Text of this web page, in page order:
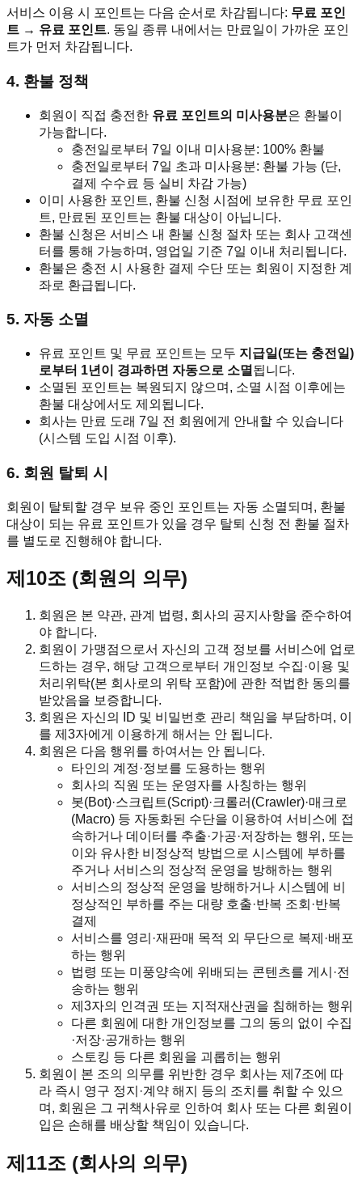
서비스 이용 시 포인트는 다음 순서로 차감됩니다: 무료 포인
트 → 유료 포인트. 동일 종류 내에서는 만료일이 가까운 포인
트가 먼저 차감됩니다.
4. 환불 정책
회원이 직접 충전한 유료 포인트의 미사용분은 환불이
가능합니다.
충전일로부터 7일 이내 미사용분: 100% 환불
충전일로부터 7일 초과 미사용분: 환불 가능 (단,
결제 수수료 등 실비 차감 가능)
이미 사용한 포인트, 환불 신청 시점에 보유한 무료 포인
트, 만료된 포인트는 환불 대상이 아닙니다.
환불 신청은 서비스 내 환불 신청 절차 또는 회사 고객센
터를 통해 가능하며, 영업일 기준 7일 이내 처리됩니다.
환불은 충전 시 사용한 결제 수단 또는 회원이 지정한 계
좌로 환급됩니다.
5. 자동 소멸
유료 포인트 및 무료 포인트는 모두 지급일(또는 충전일)
로부터 1년이 경과하면 자동으로 소멸 됩니다.
소멸된 포인트는 복원되지 않으며, 소멸 시점 이후에는
환불 대상에서도 제외됩니다.
회사는 만료 도래 7일 전 회원에게 안내할 수 있습니다
(시스템 도입 시점 이후).
6. 회원 탈퇴 시
회원이 탈퇴할 경우 보유 중인 포인트는 자동 소멸되며, 환불
대상이 되는 유료 포인트가 있을 경우 탈퇴 신청 전 환불 절차
를 별도로 진행해야 합니다.
제10조 (회원의 의무)
회원은 본 약관, 관계 법령, 회사의 공지사항을 준수하여
야 합니다.
회원이 가맹점으로서 자신의 고객 정보를 서비스에 업로
드하는 경우, 해당 고객으로부터 개인정보 수집·이용 및
처리위탁(본 회사로의 위탁 포함)에 관한 적법한 동의를
받았음을 보증합니다.
회원은 자신의 ID 및 비밀번호 관리 책임을 부담하며, 이
를 제3자에게 이용하게 해서는 안 됩니다.
회원은 다음 행위를 하여서는 안 됩니다.
타인의 계정·정보를 도용하는 행위
회사의 직원 또는 운영자를 사칭하는 행위
봇(Bot)·스크립트(Script)·크롤러(Crawler)·매크로
(Macro) 등 자동화된 수단을 이용하여 서비스에 접
속하거나 데이터를 추출·가공·저장하는 행위, 또는
이와 유사한 비정상적 방법으로 시스템에 부하를
주거나 서비스의 정상적 운영을 방해하는 행위
서비스의 정상적 운영을 방해하거나 시스템에 비
정상적인 부하를 주는 대량 호출·반복 조회·반복
결제
서비스를 영리·재판매 목적 외 무단으로 복제·배포
하는 행위
법령 또는 미풍양속에 위배되는 콘텐츠를 게시·전
송하는 행위
제3자의 인격권 또는 지적재산권을 침해하는 행위
다른 회원에 대한 개인정보를 그의 동의 없이 수집
·저장·공개하는 행위
스토킹 등 다른 회원을 괴롭히는 행위
회원이 본 조의 의무를 위반한 경우 회사는 제7조에 따
라 즉시 영구 정지·계약 해지 등의 조치를 취할 수 있으
며, 회원은 그 귀책사유로 인하여 회사 또는 다른 회원이
입은 손해를 배상할 책임이 있습니다.
제11조 (회사의 의무)